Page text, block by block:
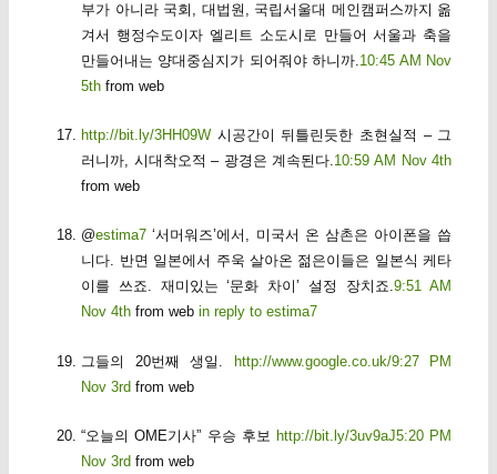
부가 아니라 국회, 대법원, 국립서울대 메인캠퍼스까지 옮
겨서 행정수도이자 엘리트 소도시로 만들어 서울과 축을
만들어내는 양대중심지가 되어줘야 하니까.10:45 AM Nov
5th from web
http://bit.ly/3HH09W 시공간이 뒤틀린듯한 초현실적 – 그
러니까, 시대착오적 – 광경은 계속된다.10:59 AM Nov 4th
from web
@estima7 ‘서머워즈’에서, 미국서 온 삼촌은 아이폰을 씁
니다. 반면 일본에서 주욱 살아온 젊은이들은 일본식 케타
이를 쓰죠. 재미있는 ‘문화 차이’ 설정 장치죠.9:51 AM
Nov 4th from web in reply to estima7
그들의 20번째 생일. http://www.google.co.uk/9:27 PM
Nov 3rd from web
“오늘의 OME기사” 우승 후보http://bit.ly/3uv9aJ5:20 PM
Nov 3rd from web